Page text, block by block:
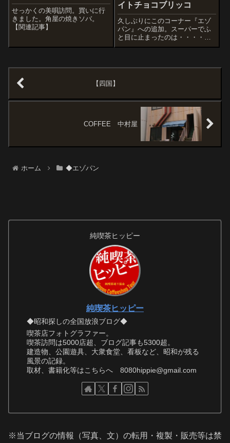
せっかくの美唄訪問。買いに行
きました。角屋の焼きソバ。
【関連記事】
イトチョコブリッコ
久しぶりにこのコーナー『エゾ
パン』への追加。スーパーでふ
と目に止まったのは・・・・。
ついにチョコブリッコに新種
しいアイドルのチョッコチャン
【四国】
COFFEE 中村屋
ホーム ◆エゾパン
純喫茶ヒッピー
純喫茶ヒッピー
◆昭和探しの全国放浪ブログ◆
喫茶店フォトグラファー。
喫茶訪問は5000店超、ブログ記事も5300超。
建造物、公園遊具、大衆食堂、看板など、昭和が残る
風景の記録。
取材、書籍化等はこちらへ 8080hippie@gmail.com
※当ブログの情報（写真、文）の転用・複製・販売等は禁